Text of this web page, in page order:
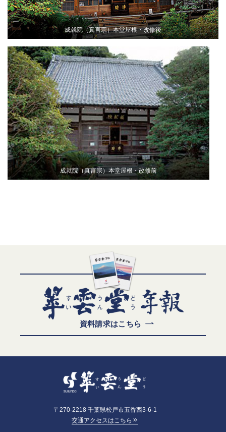
成就院（真言宗）本堂屋根・改修後
成就院（真言宗）本堂屋根・改修前
資料請求はこちら
〒270-2218 千葉県松戸市五香西3-6-1
交通アクセスはこちら